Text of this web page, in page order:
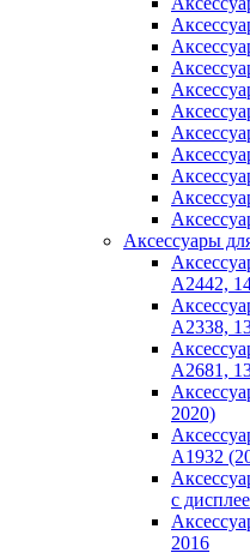
Аксессуары
A2442,
A2338,
A2681,
2020)
A1932
с
2016